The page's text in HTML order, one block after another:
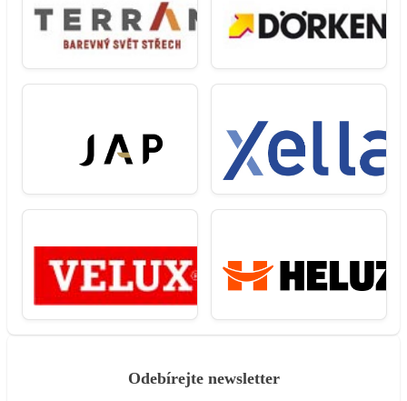
Odebírejte newsletter